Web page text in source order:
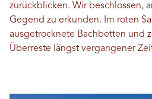
zurückblicken. Wir beschlossen,
Gegend zu erkunden. Im roten
ausgetrocknete Bachbetten und
Überreste längst vergangener